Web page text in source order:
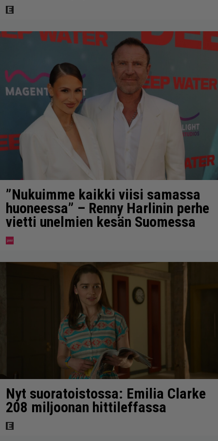
”Nukuimme kaikki viisi samassa
huoneessa” – Renny Harlinin perhe
vietti unelmien kesän Suomessa
Nyt suoratoistossa: Emilia Clarke
208 miljoonan hittileffassa